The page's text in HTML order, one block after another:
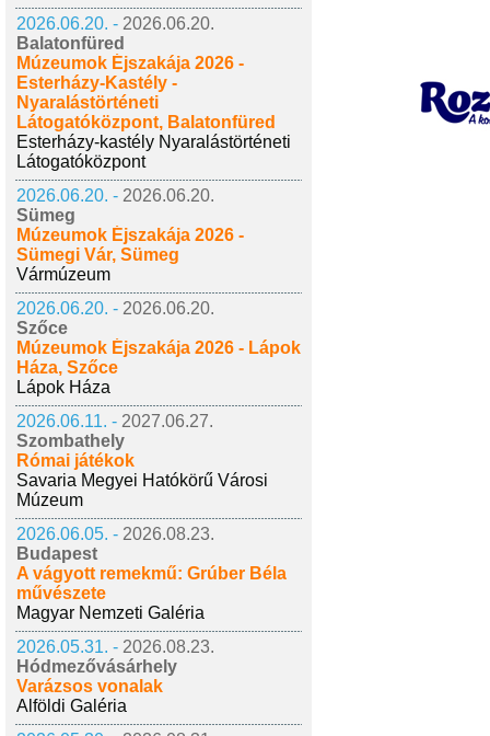
2026.06.20. - 2026.06.20.
Balatonfüred
Múzeumok Éjszakája 2026 -
Esterházy-Kastély -
Nyaralástörténeti
Látogatóközpont, Balatonfüred
Esterházy-kastély Nyaralástörténeti
Látogatóközpont
2026.06.20. - 2026.06.20.
Sümeg
Múzeumok Éjszakája 2026 -
Sümegi Vár, Sümeg
Vármúzeum
2026.06.20. - 2026.06.20.
Szőce
Múzeumok Éjszakája 2026 - Lápok
Háza, Szőce
Lápok Háza
2026.06.11. - 2027.06.27.
Szombathely
Római játékok
Savaria Megyei Hatókörű Városi
Múzeum
2026.06.05. - 2026.08.23.
Budapest
A vágyott remekmű: Grúber Béla
művészete
Magyar Nemzeti Galéria
2026.05.31. - 2026.08.23.
Hódmezővásárhely
Varázsos vonalak
Alföldi Galéria